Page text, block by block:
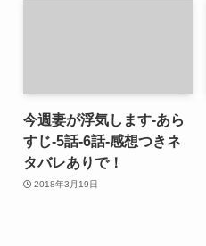
今週妻が浮気します-あら
すじ-5話-6話-感想つきネ
タバレありで！
2018年3月19日